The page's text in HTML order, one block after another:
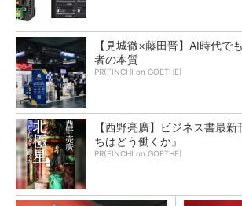
【見城徹×藤田晋】AI時代で
者の本質
PR(FINCHI on GOETHE)
【西野亮廣】ビジネス書最
ちはどう働くか』
PR(FINCHI on GOETHE)